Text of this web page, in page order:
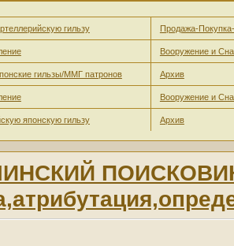
гильзу Продажа-
Вооружение и
гильзы/ММГ патронов Архив
Вооружение и
японскую гильзу Архив